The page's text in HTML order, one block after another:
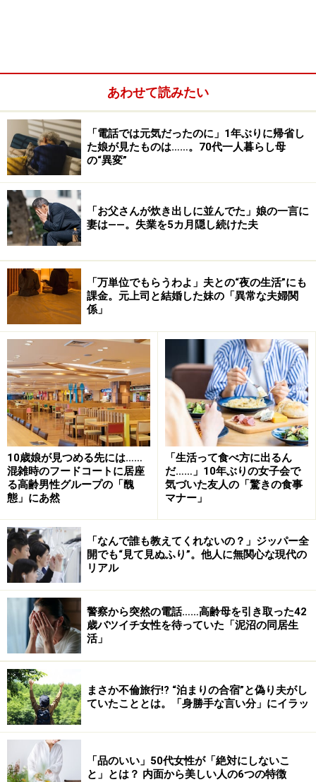
な本のことや犬のことをSNSで発信したらどうかな、リ
アルで会わなくても人とつながることができるよと、そ
れとなく夫に勧めたみたいですが、うんと言ったきり。
夫はいまだにガラケーですし、パソコンは使っています
が、SNSはいっさいやってない」
そんな夫だから、友だちをほしがっているようにも見え
ないとモトコさんは言う。夫自身、友だちがいないこと
に違和感や恐怖感を覚えていないのだろうか。
＞夫のことは決して嫌いなわけではないけれど。
※記事内容は執筆時点のものです。最新の内容をご確認くださ
次のページへ
あわせて読みたい
「電話では元気だったのに」1年ぶりに帰省し
た娘が見たものは……。70代一人暮らし母
の“異変”
「お父さんが炊き出しに並んでた」娘の一言に
妻は――。失業を5カ月隠し続けた夫
「万単位でもらうわよ」夫との“夜の生活”にも
課金。元上司と結婚した妹の「異常な夫婦関
係」
10歳娘が見つめる先には……
混雑時のフードコートに居座
る高齢男性グループの「醜
態」にあ然
「生活って食べ方に出るん
だ……」10年ぶりの女子会で
気づいた友人の「驚きの食事
マナー」
「なんで誰も教えてくれないの？」ジッパー全
開でも“見て見ぬふり”。他人に無関心な現代の
リアル
警察から突然の電話……高齢母を引き取った42
歳バツイチ女性を待っていた「泥沼の同居生
活」
まさか不倫旅行!? “泊まりの合宿”と偽り夫がし
ていたこととは。「身勝手な言い分」にイラッ
「品のいい」50代女性が「絶対にしないこ
と」とは？ 内面から美しい人の6つの特徴